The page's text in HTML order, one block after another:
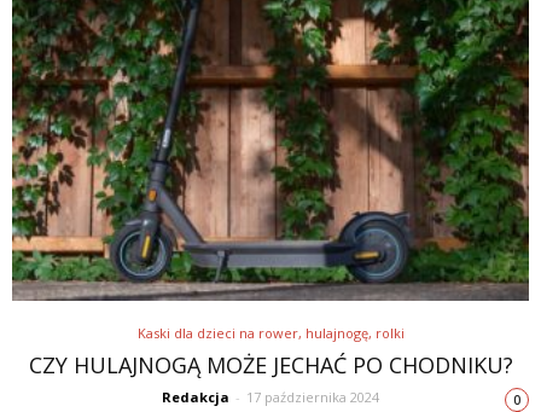
Kaski dla dzieci na rower, hulajnogę, rolki
CZY HULAJNOGĄ MOŻE JECHAĆ PO CHODNIKU?
Redakcja - 17 października 2024 0